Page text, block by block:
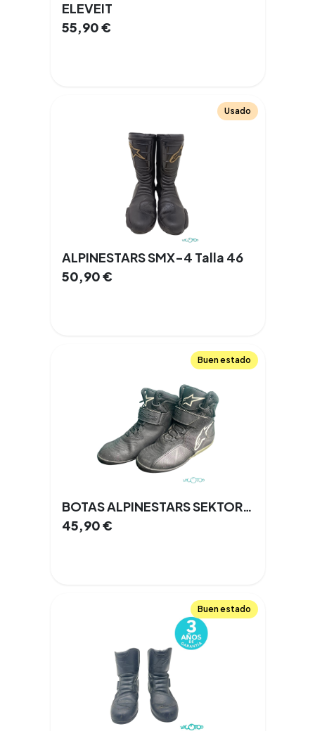
ELEVEIT
55,90€
Usado
ALPINESTARS SMX-4 Talla 46
50,90€
Buen estado
BOTAS ALPINESTARS SEKTOR TALLA 38
45,90€
Buen estado